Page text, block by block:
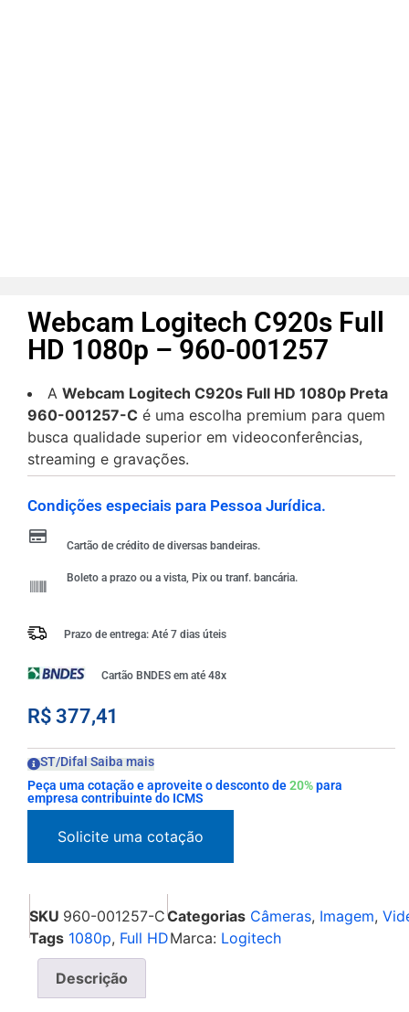
Webcam Logitech C920s Full
HD 1080p – 960-001257
A Webcam Logitech C920s Full HD 1080p Preta
960-001257-C é uma escolha premium para quem
busca qualidade superior em videoconferências,
streaming e gravações.
Condições especiais para Pessoa Jurídica.
Cartão de crédito de diversas bandeiras.
Boleto a prazo ou a vista, Pix ou tranf. bancária.
Prazo de entrega: Até 7 dias úteis
Cartão BNDES em até 48x
R$ 377,41
ST/Difal Saiba mais
Peça uma cotação e aproveite o desconto de20%para
empresa contribuinte do ICMS
SKU 960-001257-CCategorias Câmeras, Imagem,
Tags 1080p, Full HDMarca: Logitech
Descrição